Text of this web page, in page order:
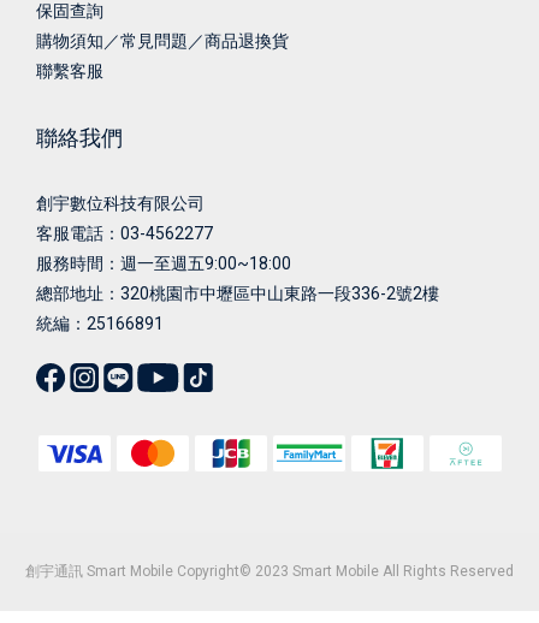
保固查詢
購物須知／常見問題／商品退換貨
聯繫客服
聯絡我們
創宇數位科技有限公司
客服電話：03-4562277
服務時間：週一至週五9:00~18:00
總部地址： 320桃園市中壢區中山東路一段336-2號2樓
統編：25166891
創宇通訊 Smart Mobile Copyright© 2023 Smart Mobile All Rights Reserved